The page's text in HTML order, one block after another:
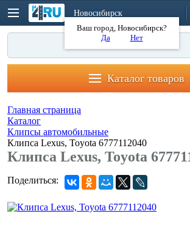
Новосибирск
Ваш город, Новосибирск?
Да
Нет
Каталог товаров
Главная страница
Каталог
Клипсы автомобильные
Клипса Lexus, Toyota 6777112040
Клипса Lexus, Toyota
Поделиться: